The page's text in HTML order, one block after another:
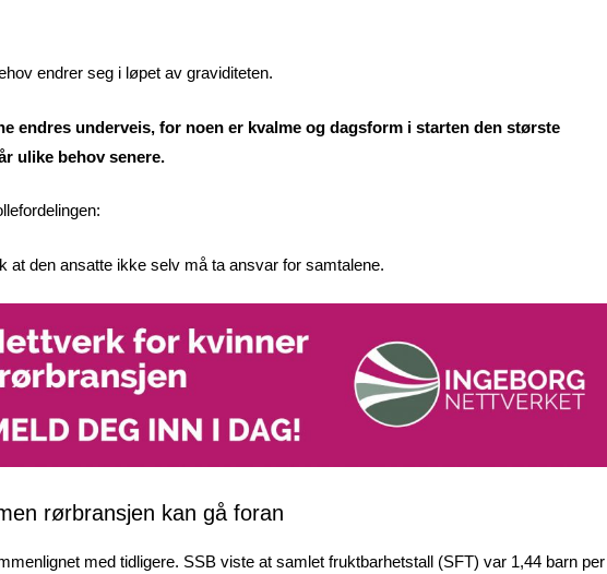
endrer seg i løpet av graviditeten.
endres underveis, for noen er kvalme og dagsform i starten den største
ulike behov senere.
at den ansatte ikke selv må ta ansvar for samtalene.
rørbransjen kan gå foran
med tidligere. SSB viste at samlet fruktbarhetstall (SFT) var 1,44 barn per